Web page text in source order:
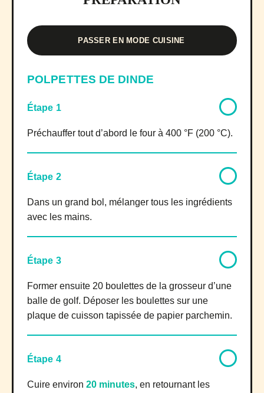
PASSER EN MODE CUISINE
POLPETTES DE DINDE
Étape 1
Préchauffer tout d’abord le four à 400 °F (200 °C).
Étape 2
Dans un grand bol, mélanger tous les ingrédients
avec les mains.
Étape 3
Former ensuite 20 boulettes de la grosseur d’une
balle de golf. Déposer les boulettes sur une
plaque de cuisson tapissée de papier parchemin.
Étape 4
Cuire environ 20 minutes, en retournant les